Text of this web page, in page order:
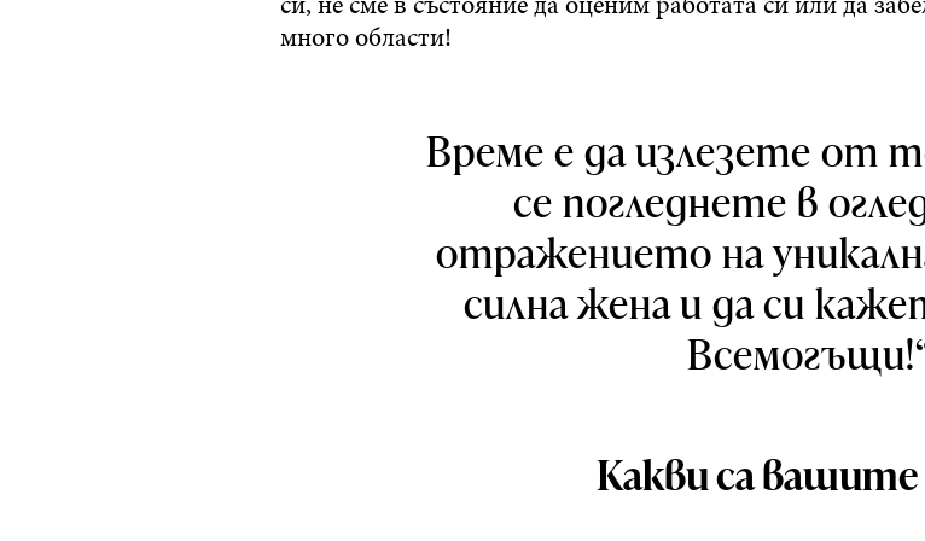
много области!
Време е да излезете от
се погледнете в
отражението на
силна жена и да си
Какви са вашите